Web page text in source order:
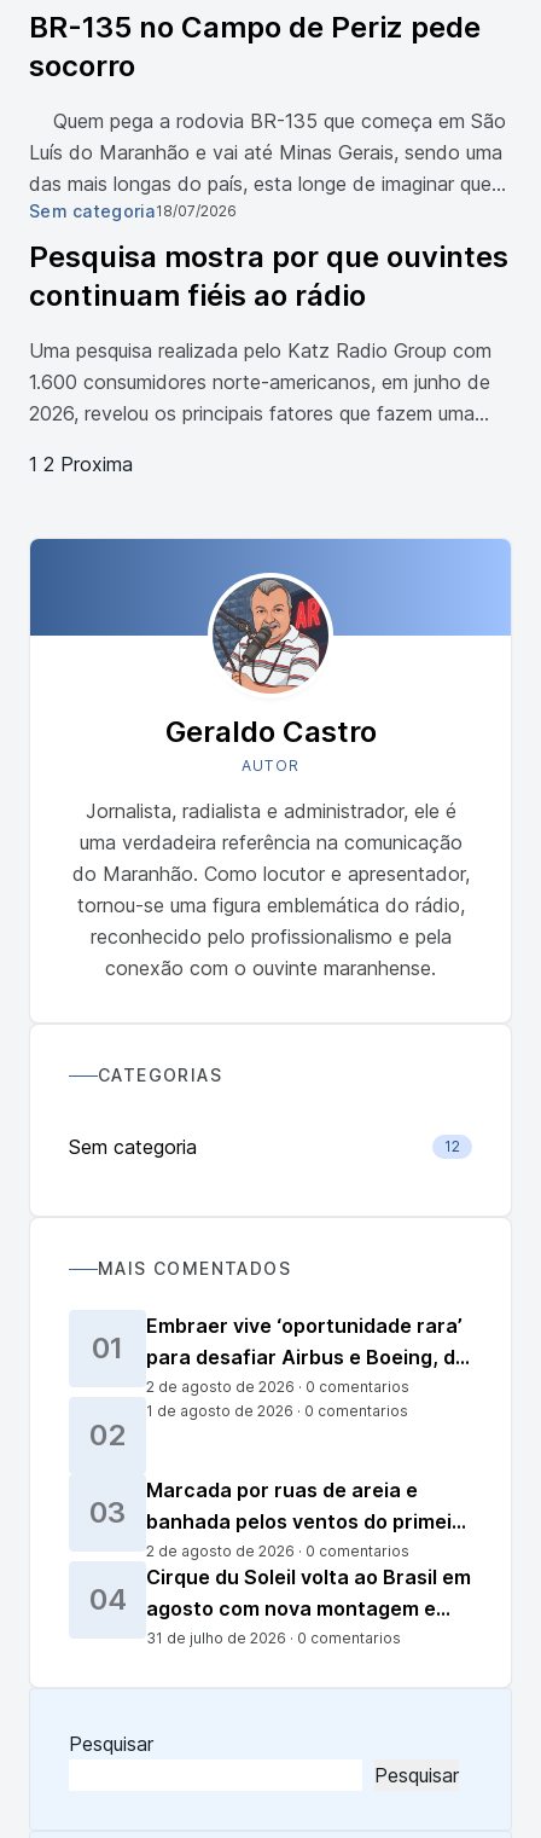
julho de 2026. Além da liderança na categoria, a
capital maranhense também aparece entre os
destaques nos indicadores de Empresas e Negócios
e Qualidade de Vida. A […]
BR-135 no Campo de Periz pede
socorro
Quem pega a rodovia BR-135 que começa em São
Luís do Maranhão e vai até Minas Gerais, sendo uma
das mais longas do país, esta longe de imaginar que
um trecho logo depois de sair da capital maranhense,
esteja tão ruim de tráfego como está bem próximo da
localidade Periz de Baixo. […]
Sem categoria18/07/2026
Pesquisa mostra por que ouvintes
continuam fiéis ao rádio
Uma pesquisa realizada pelo Katz Radio Group com
1.600 consumidores norte-americanos, em junho de
2026, revelou os principais fatores que fazem uma
do público. O estudo mostra que, mesmo diante do
opções de entretenimento, o rádio continua sendo
Paginação de posts
1 2 Proxima
Geraldo Castro
AUTOR
Jornalista, radialista e administrador, ele é
uma verdadeira referência na comunicação
do Maranhão. Como locutor e apresentador,
tornou-se uma figura emblemática do rádio,
reconhecido pelo profissionalismo e pela
conexão com o ouvinte maranhense.
CATEGORIAS
Sem categoria 12
MAIS COMENTADOS
01
Embraer vive ‘oportunidade rara’
para desafiar Airbus e Boeing, diz
The Economist
2 de agosto de 2026 · 0 comentarios
02
1 de agosto de 2026 · 0 comentarios
03
Marcada por ruas de areia e
banhada pelos ventos do primeiro
parque nacional reconhecido em
23 anos: a vila de Atins lidera o
ecoturismo
2 de agosto de 2026 · 0 comentarios
04
Cirque du Soleil volta ao Brasil em
agosto com nova montagem e
visual de espetáculo ‘Alegría’
31 de julho de 2026 · 0 comentarios
Pesquisar
Pesquisar